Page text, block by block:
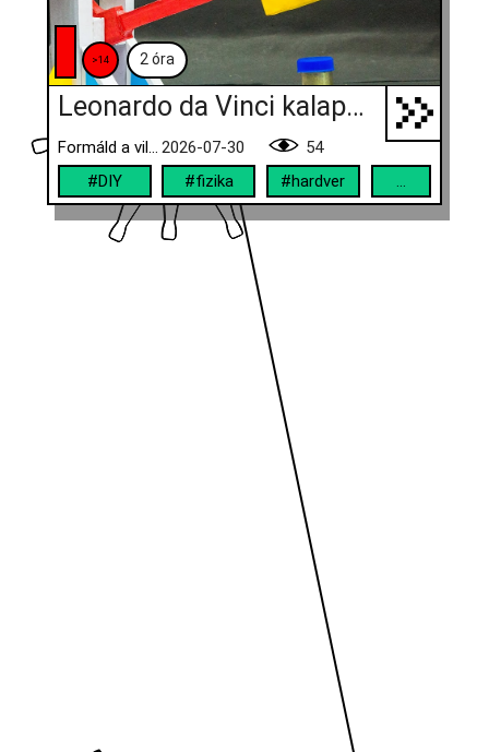
>14 2 óra
Leonardo da Vinci kalapácsgépe
Formáld a világod! 2026-07-30
54
#DIY
#fizika #hardver